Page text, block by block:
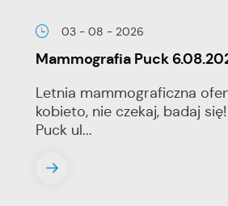
03 - 08 - 2026
Mammografia Puck
Letnia mammograficzna
kobieto, nie czekaj, badaj
Puck ul...